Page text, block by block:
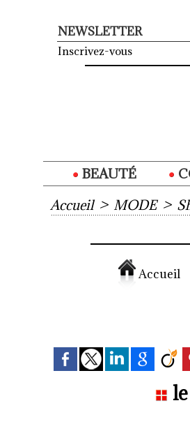
NEWSLETTER
Inscrivez-vous
BEAUTÉ
Accueil > MODE >
Accueil